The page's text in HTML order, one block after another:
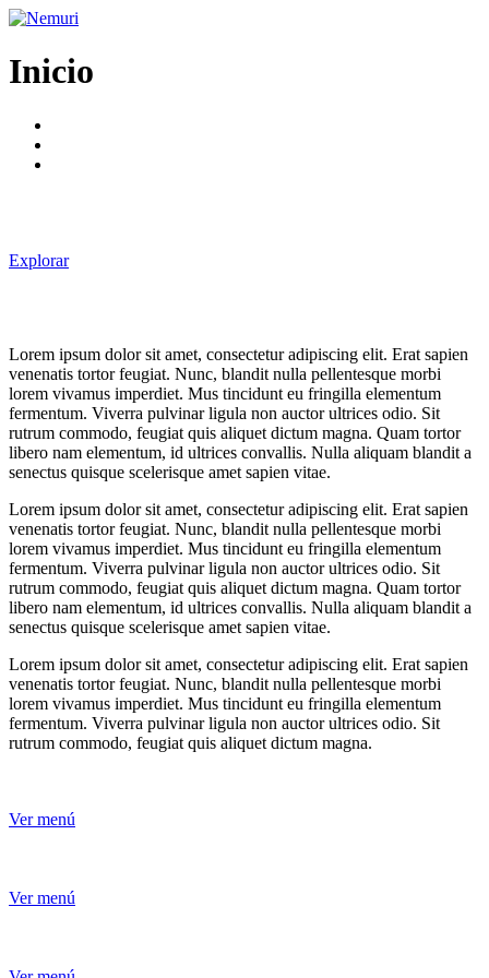
Ir
contenido
Inicio
Explorar
Lorem ipsum dolor sit amet, consectetur adipiscing elit. Erat sapien
venenatis tortor feugiat. Nunc, blandit nulla pellentesque morbi
lorem vivamus imperdiet. Mus tincidunt eu fringilla elementum
fermentum. Viverra pulvinar ligula non auctor ultrices odio. Sit
rutrum commodo, feugiat quis aliquet dictum magna. Quam tortor
libero nam elementum, id ultrices convallis. Nulla aliquam blandit a
senectus quisque scelerisque amet sapien vitae.
Lorem ipsum dolor sit amet, consectetur adipiscing elit. Erat sapien
venenatis tortor feugiat. Nunc, blandit nulla pellentesque morbi
lorem vivamus imperdiet. Mus tincidunt eu fringilla elementum
fermentum. Viverra pulvinar ligula non auctor ultrices odio. Sit
rutrum commodo, feugiat quis aliquet dictum magna. Quam tortor
libero nam elementum, id ultrices convallis. Nulla aliquam blandit a
senectus quisque scelerisque amet sapien vitae.
Lorem ipsum dolor sit amet, consectetur adipiscing elit. Erat sapien
venenatis tortor feugiat. Nunc, blandit nulla pellentesque morbi
lorem vivamus imperdiet. Mus tincidunt eu fringilla elementum
fermentum. Viverra pulvinar ligula non auctor ultrices odio. Sit
rutrum commodo, feugiat quis aliquet dictum magna.
Ver menú
Ver menú